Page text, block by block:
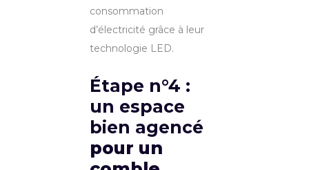
consommation
d’électricité grâce à leur
technologie LED.
Étape n°4 :
un espace
bien agencé
pour un